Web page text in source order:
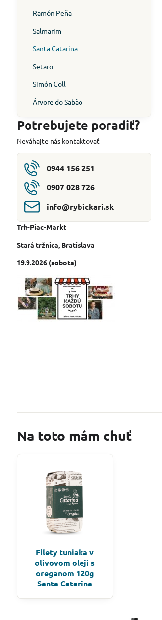
Ramón Peña
Salmarim
Santa Catarina
Setaro
Simón Coll
Árvore do Sabão
Potrebujete poradiť?
Neváhajte nás kontaktovať
0944 156 251
0907 028 726
info​@rybickari​.sk
Trh-Piac-Markt
Stará tržnica, Bratislava
19.9.2026 (sobota)
Na toto mám chuť
Filety tuniaka v
olivovom oleji s
oreganom 120g
Santa Catarina